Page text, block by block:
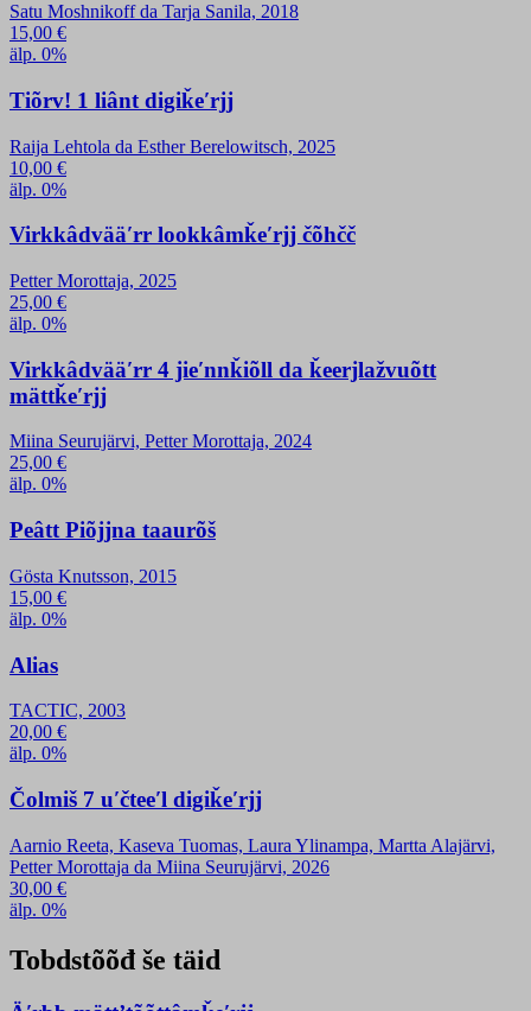
Satu Moshnikoff da Tarja Sanila, 2018
15,00 €
älp. 0%
Tiõrv! 1 liânt digiǩeʹrjj
Raija Lehtola da Esther Berelowitsch, 2025
10,00 €
älp. 0%
Virkkâdvääʹrr lookkâmǩeʹrjj čõhčč
Petter Morottaja, 2025
25,00 €
älp. 0%
Virkkâdvääʹrr 4 jieʹnnǩiõll da ǩeerjlažvuõtt
mättǩeʹrjj
Miina Seurujärvi, Petter Morottaja, 2024
25,00 €
älp. 0%
Peâtt Piõjjna taaurõš
Gösta Knutsson, 2015
15,00 €
älp. 0%
Alias
TACTIC, 2003
20,00 €
älp. 0%
Čolmiš 7 uʹčteeʹl digiǩeʹrjj
Aarnio Reeta, Kaseva Tuomas, Laura Ylinampa, Martta Alajärvi,
Petter Morottaja da Miina Seurujärvi, 2026
30,00 €
älp. 0%
Tobdstõõđ še täid